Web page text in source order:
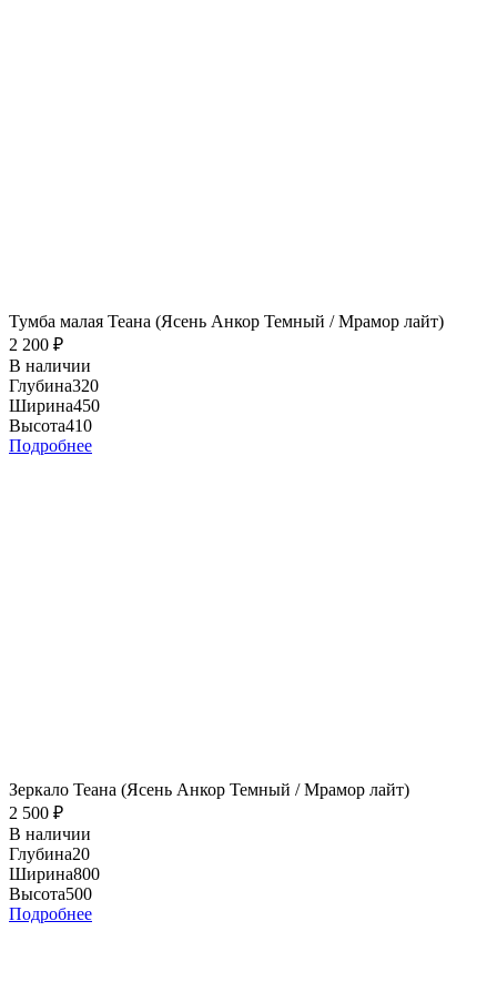
Тумба малая Теана (Ясень Анкор Темный / Мрамор лайт)
2 200 ₽
В наличии
Глубина320
Ширина450
Высота410
Подробнее
Зеркало Теана (Ясень Анкор Темный / Мрамор лайт)
2 500 ₽
В наличии
Глубина20
Ширина800
Высота500
Подробнее